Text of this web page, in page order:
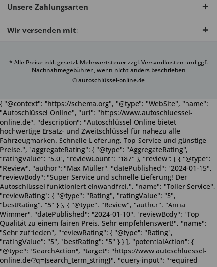
Unsere Zahlungsarten
Wir versenden mit:
* Alle Preise inkl. gesetzl. Mehrwertsteuer zzgl.Versandkosten und ggf.
Nachnahmegebühren, wenn nicht anders beschrieben
© autoschlüssel-online.de
{ "@context": "https://schema.org", "@type": "WebSite", "name":
"Autoschlüssel Online", "url": "https://www.autoschluessel-
online.de", "description": "Autoschlüssel Online bietet
hochwertige Ersatz- und Zweitschlüssel für nahezu alle
Fahrzeugmarken. Schnelle Lieferung, Top-Service und günstige
Preise.", "aggregateRating": { "@type": "AggregateRating",
"ratingValue": "5.0", "reviewCount": "187" }, "review": [ { "@type":
"Review", "author": "Max Müller", "datePublished": "2024-01-15",
"reviewBody": "Super Service und schnelle Lieferung! Der
Autoschlüssel funktioniert einwandfrei.", "name": "Toller Service",
"reviewRating": { "@type": "Rating", "ratingValue": "5",
"bestRating": "5" } }, { "@type": "Review", "author": "Anna
Wimmer", "datePublished": "2024-01-10", "reviewBody": "Top
Qualität zu einem fairen Preis. Sehr empfehlenswert!", "name":
"Sehr zufrieden", "reviewRating": { "@type": "Rating",
"ratingValue": "5", "bestRating": "5" } } ], "potentialAction": {
"@type": "SearchAction", "target": "https://www.autoschluessel-
online.de/?q={search_term_string}", "query-input": "required